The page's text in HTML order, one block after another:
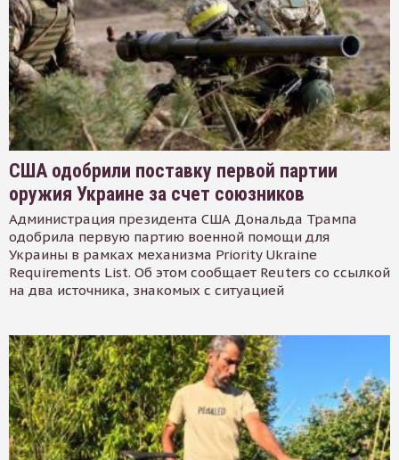
США одобрили поставку первой партии
оружия Украине за счет союзников
Администрация президента США Дональда Трампа
одобрила первую партию военной помощи для
Украины в рамках механизма Priority Ukraine
Requirements List. Об этом сообщает Reuters со ссылкой
на два источника, знакомых с ситуацией